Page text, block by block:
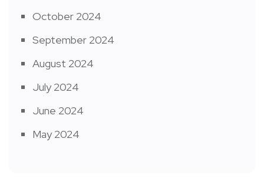
October 2024
September 2024
August 2024
July 2024
June 2024
May 2024